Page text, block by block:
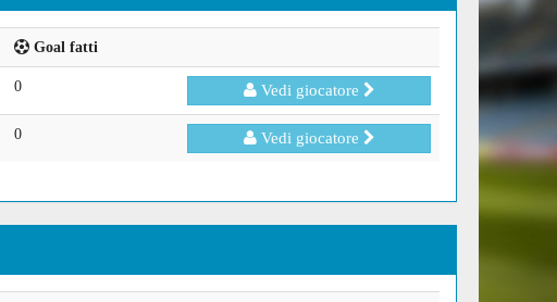
Goal fatti
0 Vedi giocatore
0 Vedi giocatore